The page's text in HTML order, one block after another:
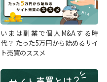
いまは副業で個人M&Aする時
代？ たった5万円から始めるサイ
ト売買のススメ